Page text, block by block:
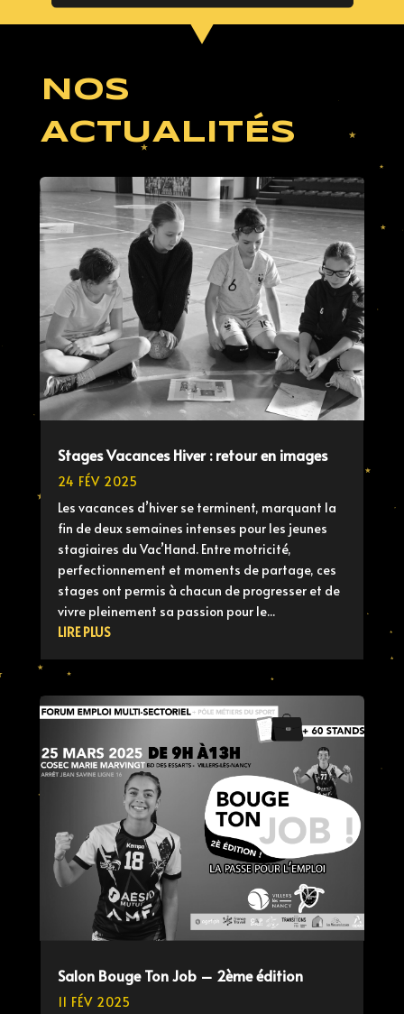
NOS
ACTUALITÉS
Stages Vacances Hiver : retour en images
24 FÉV 2025
Les vacances d’hiver se terminent, marquant la
fin de deux semaines intenses pour les jeunes
stagiaires du Vac’Hand. Entre motricité,
perfectionnement et moments de partage, ces
stages ont permis à chacun de progresser et de
vivre pleinement sa passion pour le...
LIRE PLUS
Salon Bouge Ton Job – 2ème édition
11 FÉV 2025